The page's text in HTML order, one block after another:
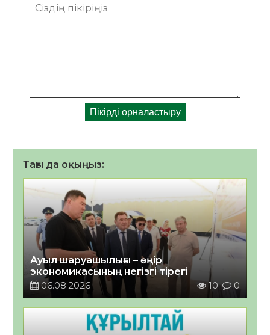
Тағы да оқыңыз:
Ауыл шаруашылығы – өңір
экономикасының негізгі тірегі
06.08.2026
10 0